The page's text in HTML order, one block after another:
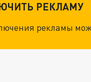
РЕКЛАМУ
рекламы